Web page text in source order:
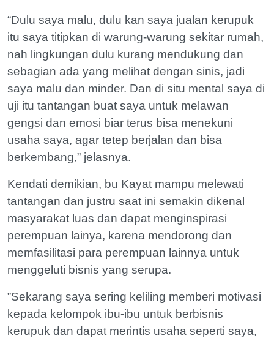
“Dulu saya malu, dulu kan saya jualan kerupuk
itu saya titipkan di warung-warung sekitar rumah,
nah lingkungan dulu kurang mendukung dan
sebagian ada yang melihat dengan sinis, jadi
saya malu dan minder. Dan di situ mental saya di
uji itu tantangan buat saya untuk melawan
gengsi dan emosi biar terus bisa menekuni
usaha saya, agar tetep berjalan dan bisa
berkembang,” jelasnya.
Kendati demikian, bu Kayat mampu melewati
tantangan dan justru saat ini semakin dikenal
masyarakat luas dan dapat menginspirasi
perempuan lainya, karena mendorong dan
memfasilitasi para perempuan lainnya untuk
menggeluti bisnis yang serupa.
”Sekarang saya sering keliling memberi motivasi
kepada kelompok ibu-ibu untuk berbisnis
kerupuk dan dapat merintis usaha seperti saya,